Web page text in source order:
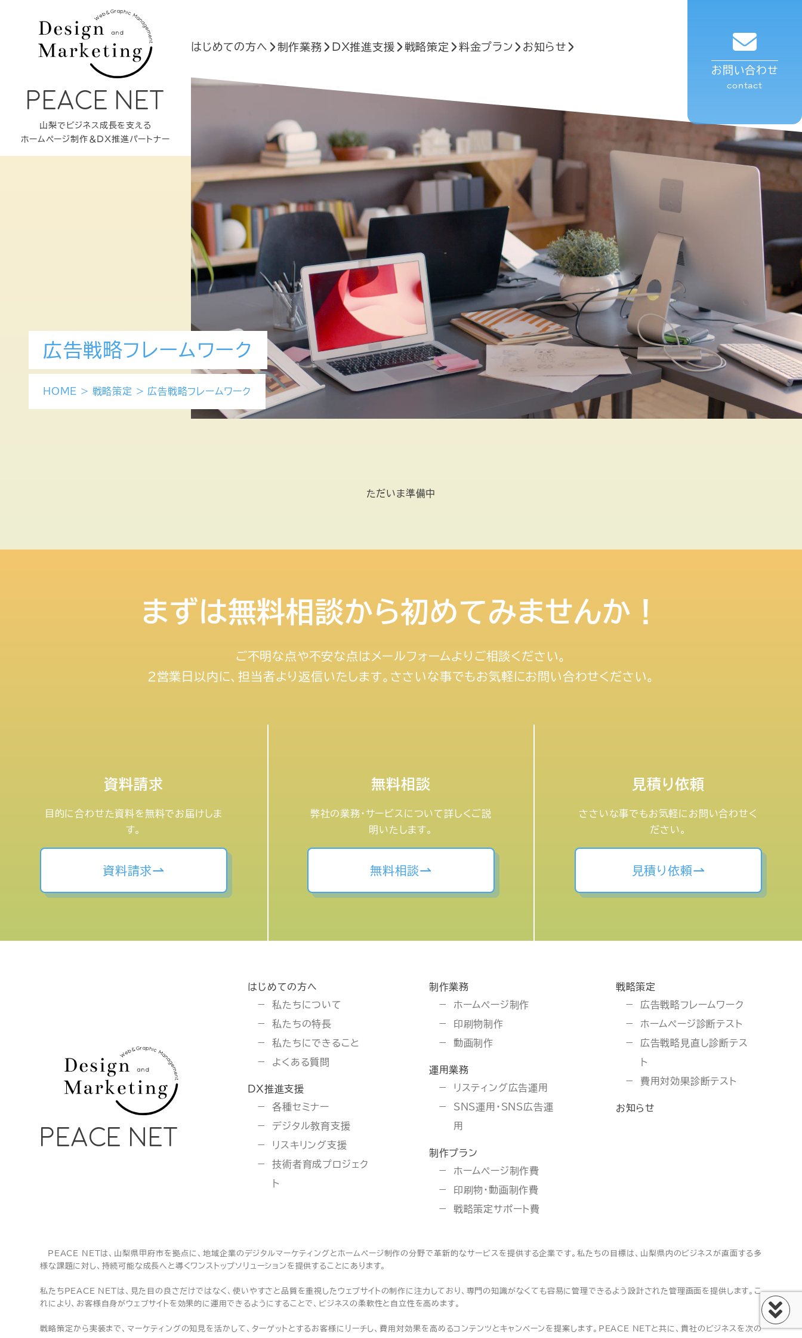
PEACE NET
山梨でビジネス成長を支える
ホームページ制作＆DX推進パートナー
はじめての方へ 制作業務 DX推進支援 戦略策定 料金プラン お知らせ
お問い合わせ
contact
広告戦略フレームワーク
HOME > 戦略策定 > 広告戦略フレームワーク
ただいま準備中
まずは無料相談から初めてみませんか！
ご不明な点や不安な点はメールフォームよりご相談ください。
２営業日以内に、担当者より返信いたします。ささいな事でもお気軽にお問い合わせください。
資料請求
目的に合わせた資料を無料でお届けしま
す。
資料請求
無料相談
弊社の業務・サービスについて詳しくご説
明いたします。
無料相談
見積り依頼
ささいな事でもお気軽にお問い合わせく
ださい。
見積り依頼
PEACE NET
はじめての方へ
私たちについて
私たちの特長
私たちにできること
よくある質問
DX推進支援
各種セミナー
デジタル教育支援
リスキリング支援
技術者育成プロジェク
ト
制作業務
ホームページ制作
印刷物制作
動画制作
運用業務
リスティング広告運用
SNS運用・SNS広告運
用
制作プラン
ホームページ制作費
印刷物・動画制作費
戦略策定サポート費
戦略策定
広告戦略フレームワーク
ホームページ診断テスト
広告戦略見直し診断テス
ト
費用対効果診断テスト
お知らせ
PEACE NETは、山梨県甲府市を拠点に、地域企業のデジタルマーケティングとホームページ制作の分野で革新的なサービスを提供する企業です。私たちの目標は、山梨県内のビジネスが直面する多
様な課題に対し、持続可能な成長へと導くワンストップソリューションを提供することにあります。
私たちPEACE NETは、見た目の良さだけではなく、使いやすさと品質を重視したウェブサイトの制作に注力しており、専門の知識がなくても容易に管理できるよう設計された管理画面を提供します。こ
れにより、お客様自身がウェブサイトを効果的に運用できるようにすることで、ビジネスの柔軟性と自立性を高めます。
戦略策定から実装まで、マーケティングの知見を活かして、ターゲットとするお客様にリーチし、費用対効果を高めるコンテンツとキャンペーンを提案します。PEACE NETと共に、貴社のビジネスを次の